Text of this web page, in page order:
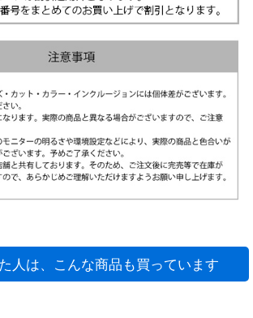
人は、こんな商品も買っています